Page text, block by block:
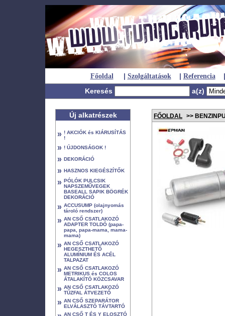
Főoldal | Szolgáltatások | Referencia
|
Keresés
a(z)
Új alkatrészek
» ! AKCIÓK és KIÁRUSÍTÁS
!
» ! ÚJDONSÁGOK !
» DEKORÁCIÓ
» HASZNOS KIEGÉSZÍTŐK
» PÓLÓK PULCSIK
NAPSZEMŰVEGEK
BASEALL SAPIK BÖGRÉK
DEKORÁCIÓ
» ACCUSUMP (olajnyomás
tároló rendszer)
» AN CSŐ CSATLAKOZÓ
ADAPTER TOLDÓ (papa-
papa, papa-mama, mama-
mama)
» AN CSŐ CSATLAKOZÓ
HEGESZTHETŐ
ALUMÍNIUM ÉS ACÉL
TALPAZAT
» AN CSŐ CSATLAKOZÓ
METRIKUS és COLOS
ÁTALAKÍTÓ KÖZCSAVAR
» AN CSŐ CSATLAKOZÓ
TŰZFAL ÁTVEZETŐ
» AN CSŐ SZEPARÁTOR
ELVÁLASZTÓ TÁVTARTÓ
AN CSŐ T ÉS Y ELOSZTÓ
FŐOLDAL >>